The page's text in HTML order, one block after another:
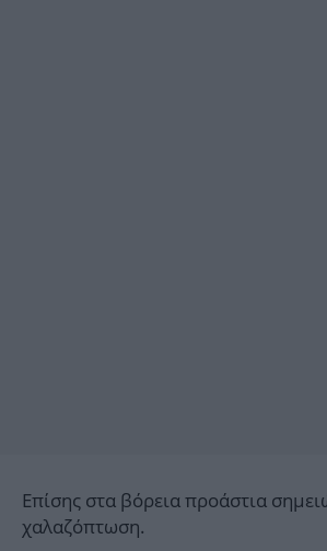
Επίσης στα βόρεια προάστια
χαλαζόπτωση.